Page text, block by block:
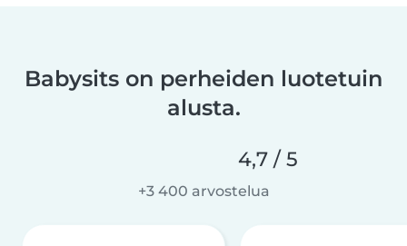
Babysits on perheiden luotetuin
alusta.
4,7 / 5
+3 400 arvostelua